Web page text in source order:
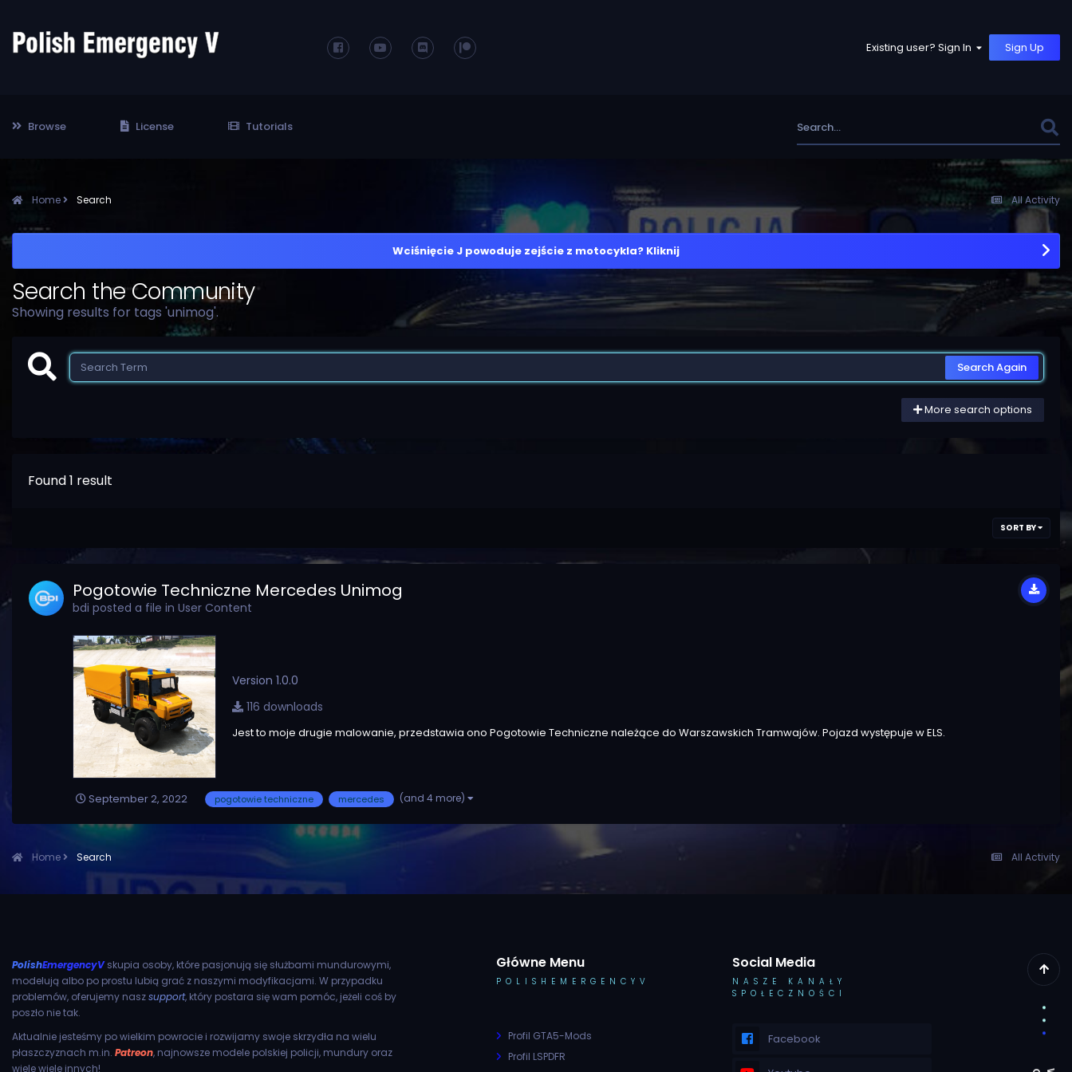
Existing user? Sign In Sign Up
Browse License Tutorials
All Activity
Home Search
Wciśnięcie J powoduje zejście z motocykla? Kliknij
Search the Community
Showing results for tags 'unimog'.
Search Again
More search options
Found 1 result
SORT BY
Pogotowie Techniczne Mercedes Unimog
bdi posted a file in User Content
Version 1.0.0
116 downloads
Jest to moje drugie malowanie, przedstawia ono Pogotowie Techniczne należące do Warszawskich Tramwajów. Pojazd występuje w ELS.
September 2, 2022 pogotowie techniczne mercedes (and 4 more)
All Activity
Home Search
PolishEmergencyVskupia osoby, które pasjonują się służbami mundurowymi,
modelują albo po prostu lubią grać z naszymi modyfikacjami. W przypadku
problemów, oferujemy naszsupport, który postara się wam pomóc, jeżeli coś by
poszło nie tak.
Aktualnie jesteśmy po wielkim powrocie i rozwijamy swoje skrzydła na wielu
płaszczyznach m.in. Patreon, najnowsze modele polskiej policji, mundury oraz
wiele wiele innych!
Główne Menu
POLISHEMERGENCYV
Profil GTA5-Mods
Profil LSPDFR
Social Media
NASZE KANAŁY
SPOŁECZNOŚCI
Facebook